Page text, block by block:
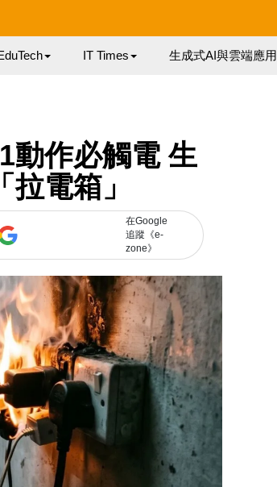
IT Times 生成式AI與雲端應用
動作必觸電 生
電箱」
在Google
追蹤《e-
zone》